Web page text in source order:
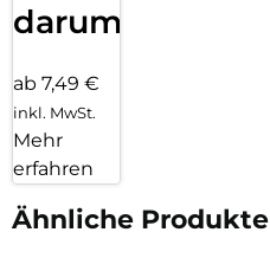
darum!
ab 7,49 €
inkl. MwSt.
Mehr
erfahren
Ähnliche Produkte